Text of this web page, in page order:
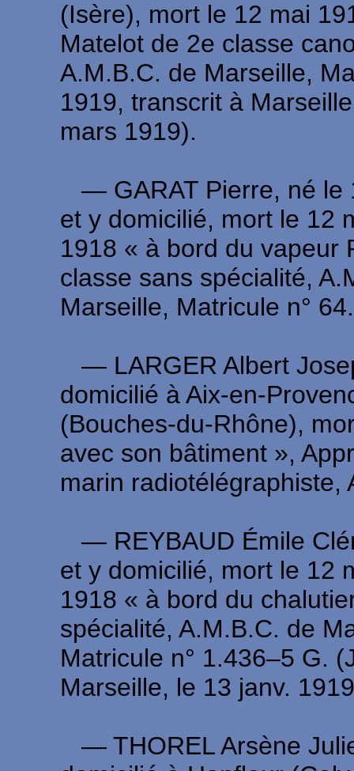
(Isère), mort le 12 mai
Matelot de 2e classe
A.M.B.C. de Marseille,
1919, transcrit à
mars 1919).
― GARAT Pierre, né le
et y domicilié, mort le 12
1918 « à bord du vapeur
classe sans spécialité,
Marseille, Matricule n°
― LARGER Albert
domicilié à Aix-en-
(Bouches-du-Rhône),
avec son bâtiment »,
marin
― REYBAUD Émile
et y domicilié, mort le 12
1918 « à bord du
spécialité, A.M.B.C. de
Matricule n° 1.436–5 G.
Marseille, le 13 janv.
― THOREL Arsène